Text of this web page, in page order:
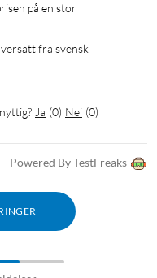
på en stor
fra svensk
Ja (0) Nei (0)
Powered By TestFreaks